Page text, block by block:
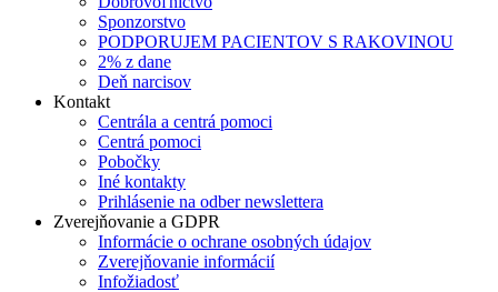
Sponzorstvo
PODPORUJEM PACIENTOV S RAKOVINOU
2% z dane
Deň narcisov
Kontakt
Centrála a centrá pomoci
Centrá pomoci
Pobočky
Iné kontakty
Prihlásenie na odber newslettera
Zverejňovanie a GDPR
Informácie o ochrane osobných údajov
Zverejňovanie informácií
Infožiadosť